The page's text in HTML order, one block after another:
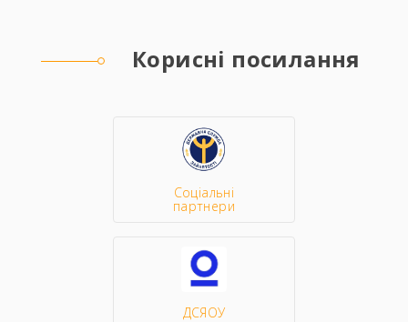
Корисні посилання
Соціальні
партнери
ДСЯОУ